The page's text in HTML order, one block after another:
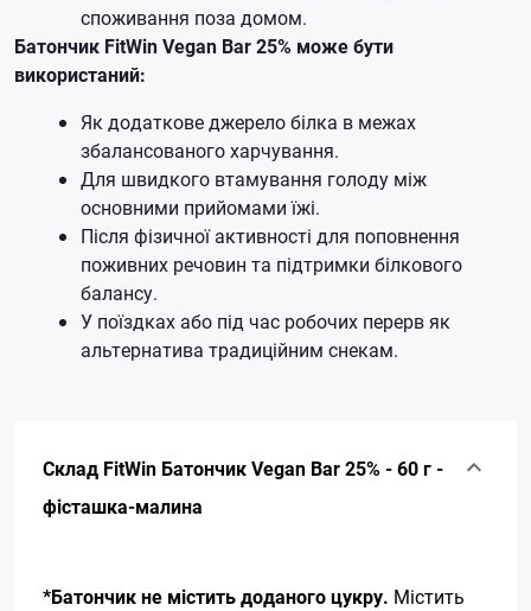
споживання поза домом.
Батончик FitWin Vegan Bar 25% може бути
використаний:
Як додаткове джерело білка в межах
збалансованого харчування.
Для швидкого втамування голоду між
основними прийомами їжі.
Після фізичної активності для поповнення
поживних речовин та підтримки білкового
балансу.
У поїздках або під час робочих перерв як
альтернатива традиційним снекам.
Склад FitWin Батончик Vegan Bar 25% - 60 г -
фісташка-малина
*Батончик не містить доданого цукру. Містить